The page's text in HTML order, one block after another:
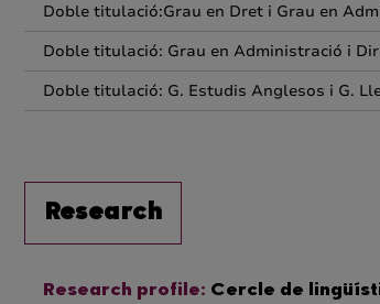
Doble titulació:Grau en Dret i Grau en
Doble titulació: Grau en Administració i
Doble titulació: G. Estudis Anglesos i G.
Research
Research profile: Cercle de